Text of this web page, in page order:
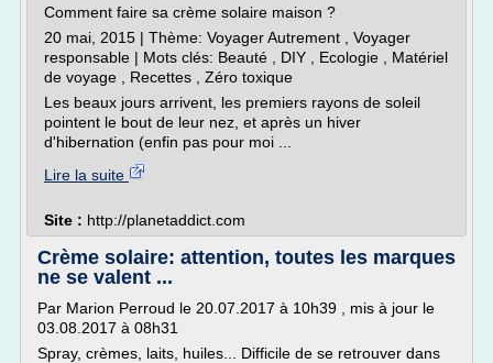
Comment faire sa crème solaire maison ?
20 mai, 2015 | Thème: Voyager Autrement , Voyager
responsable | Mots clés: Beauté , DIY , Ecologie , Matériel
de voyage , Recettes , Zéro toxique
Les beaux jours arrivent, les premiers rayons de soleil
pointent le bout de leur nez, et après un hiver
d'hibernation (enfin pas pour moi ...
Lire la suite
Site : http://planetaddict.com
Crème solaire: attention, toutes les marques
ne se valent ...
Par Marion Perroud le 20.07.2017 à 10h39 , mis à jour le
03.08.2017 à 08h31
Spray, crèmes, laits, huiles... Difficile de se retrouver dans